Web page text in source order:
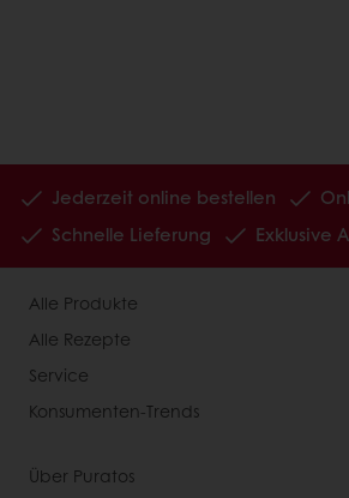
Jederzeit online bestellen
Schnelle Lieferung
Exklusive
Alle Produkte
Alle Rezepte
Service
Konsumenten-Trends
Über Puratos